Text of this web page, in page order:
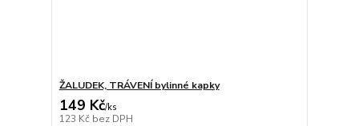
ŽALUDEK, TRÁVENÍ bylinné kapky
149 Kč/ks
123 Kč bez DPH